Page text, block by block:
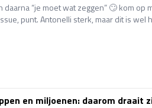
daarna “je moet wat zeggen” 🙄 kom op
punt. Antonelli sterk, maar dit is wel
en miljoenen: daarom draait